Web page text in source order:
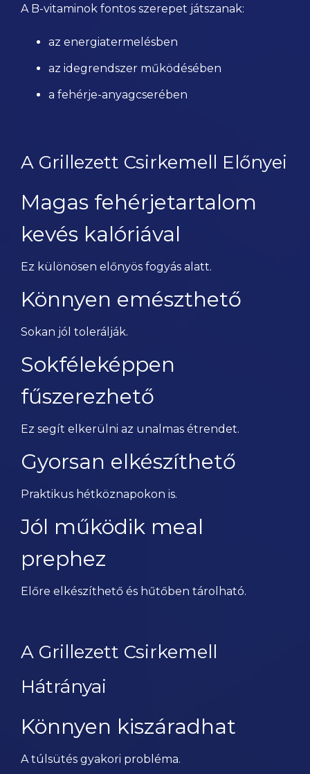
A B-vitaminok fontos szerepet játszanak:
az energiatermelésben
az idegrendszer működésében
a fehérje-anyagcserében
A Grillezett Csirkemell Előnyei
Magas fehérjetartalom
kevés kalóriával
Ez különösen előnyös fogyás alatt.
Könnyen emészthető
Sokan jól tolerálják.
Sokféleképpen
fűszerezhető
Ez segít elkerülni az unalmas étrendet.
Gyorsan elkészíthető
Praktikus hétköznapokon is.
Jól működik meal
prephez
Előre elkészíthető és hűtőben tárolható.
A Grillezett Csirkemell
Hátrányai
Könnyen kiszáradhat
A túlsütés gyakori probléma.